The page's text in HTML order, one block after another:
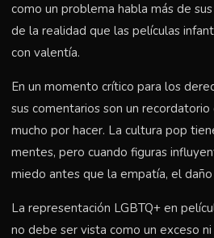
como un problema habla más de
de la realidad que las películas
con valentía.
En un momento crítico para los
sus comentarios son un
mucho por hacer. La cultura pop
mentes, pero cuando figuras
miedo antes que la empatía, el
La representación LGBTQ+ en
no debe ser vista como un exceso